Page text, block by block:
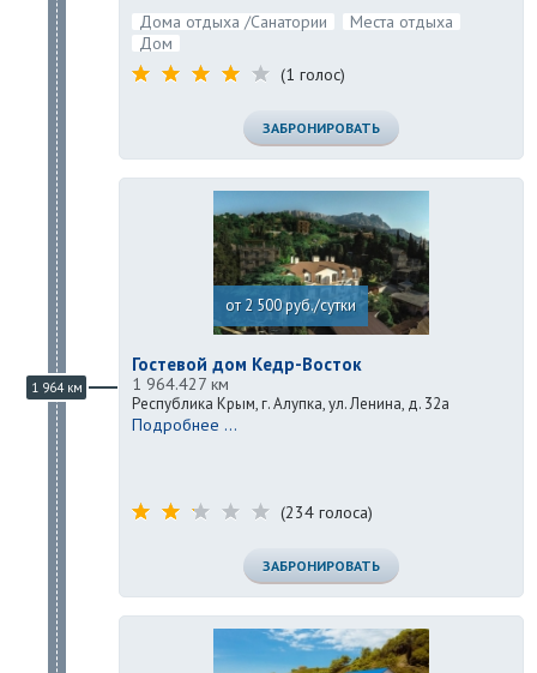
Дома отдыха /Санатории
Места отдыха
Дом
(1 голос)
ЗАБРОНИРОВАТЬ
1 964 км
от 2 500 руб./сутки
Гостевой дом Кедр-Восток
1 964.427 км
Республика Крым, г. Алупка, ул. Ленина, д. 32а
Подробнее ...
(234 голоса)
ЗАБРОНИРОВАТЬ